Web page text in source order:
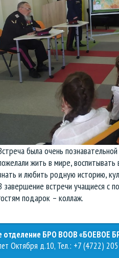
была очень
жить в мире,
и любить родную историю,
завершение встречи учащиеся с
подарок – коллаж.
отделение БРО ВООВ «БОЕВОЕ
Октября д.10, Тел.: +7 (4722)